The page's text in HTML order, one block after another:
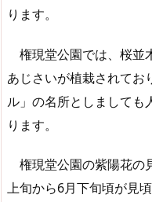
ります。
権現堂公園では、桜並
あじさいが植栽されてお
ル」の名所としましても
ります。
権現堂公園の紫陽花の
上旬から6月下旬頃が見